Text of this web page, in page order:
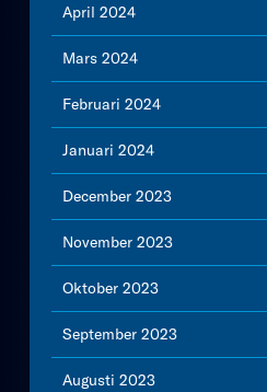
April 2024
Mars 2024
Februari 2024
Januari 2024
December 2023
November 2023
Oktober 2023
September 2023
Augusti 2023